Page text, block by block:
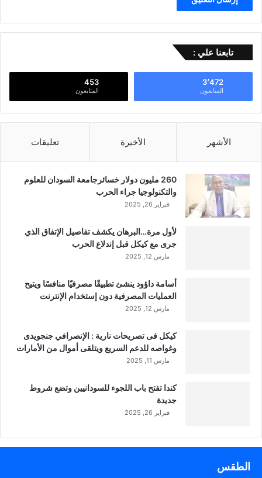
تابعنا علي :
3٬472
المتابعون
453
المتابعون
الأشهر الأخيرة تعليقات
260 مليون دولار خسائرجامعة السودان للعلوم
والتكنولوجيا جراء الحرب
فبراير 26, 2025
لأول مرة…البرهان يكشف تفاصيل الإتفاق الذي
جرى مع كيكل قبل إندلاع الحرب
مارس 12, 2025
أسامة داؤود ينشئ تطبيقًا مصرفيًا منافسًا ويتيح
العمليات المصرفية دون إستخدام الإنترنت
مارس 12, 2025
كيكل فى تصريحات نارية : الإنصرافي جنجويدى
وغواصه للدعم السريع ويتلقى أموال من الأمارات
مارس 11, 2025
كندا تفتح باب اللجوء للسودانيين وتضع شروط
جديدة
فبراير 26, 2025
الطقس